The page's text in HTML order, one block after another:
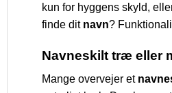
kun for hyggens skyld,
finde dit navn?
Navneskilt træ eller
Mange overvejer et